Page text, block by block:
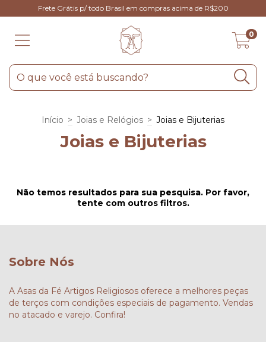
Frete Grátis p/ todo Brasil em compras acima de R$200
0
Início > Joias e Relógios > Joias e Bijuterias
Joias e Bijuterias
Não temos resultados para sua pesquisa. Por favor,
tente com outros filtros.
Sobre Nós
A Asas da Fé Artigos Religiosos oferece a melhores peças
de terços com condições especiais de pagamento. Vendas
no atacado e varejo. Confira!